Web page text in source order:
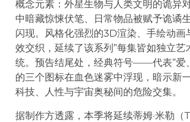
概念元素：外星生物与人类文明的诡异
中暗藏惊悚伏笔、日常物品被赋予诡谲
闪现。风格化强烈的3D渲染、手绘动画
效交织，延续了该系列”每集皆如独立艺
统。预告结尾处，经典符号——代表”爱
的三个图标在血色迷雾中浮现，暗示新
科技、人性与宇宙奥秘间的危险交集。
据制作方透露，本季将延续蒂姆·米勒